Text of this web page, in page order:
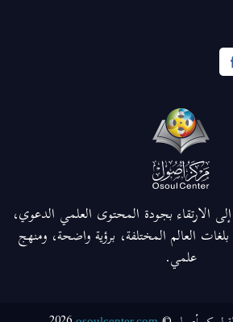
الارتقاء بجودة المحتوى العلمي الدعوي،
العالم المختلفة، برؤية واضحة، ومنهج
علمي.